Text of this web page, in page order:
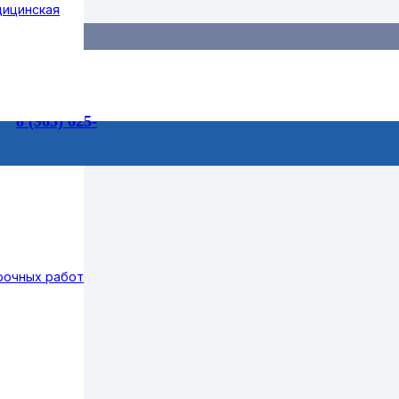
8 (965) 625-
работ